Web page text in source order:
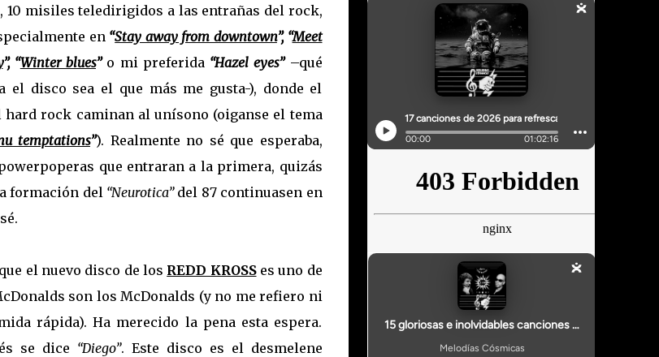
10 misiles teledirigidos a las entrañas del rock,
en “Stay away from downtown”, “Meet
”, “Winter blues” o mi preferida “Hazel eyes” –qué
disco sea el que más me gusta-), donde el
rock caminan al unísono (oiganse el tema
temptations”). Realmente no sé que esperaba,
que entraran a la primera, quizás
formación del “Neurotica” del 87 continuasen en
el nuevo disco de los REDD KROSSes uno de
son los McDonalds (y no me refiero ni
rápida). Ha merecido la pena esta espera.
se dice “Diego”. Este disco es el desmelene